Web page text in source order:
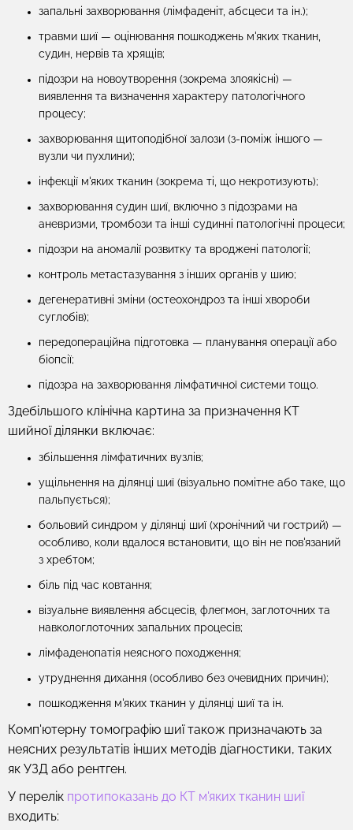
запальні захворювання (лімфаденіт, абсцеси та ін.);
травми шиї — оцінювання пошкоджень м'яких тканин,
судин, нервів та хрящів;
підозри на новоутворення (зокрема злоякісні) —
виявлення та визначення характеру патологічного
процесу;
захворювання щитоподібної залози (з-поміж іншого —
вузли чи пухлини);
інфекції м'яких тканин (зокрема ті, що некротизують);
захворювання судин шиї, включно з підозрами на
аневризми, тромбози та інші судинні патологічні процеси;
підозри на аномалії розвитку та вроджені патології;
контроль метастазування з інших органів у шию;
дегенеративні зміни (остеохондроз та інші хвороби
суглобів);
передопераційна підготовка — планування операції або
біопсії;
підозра на захворювання лімфатичної системи тощо.
Здебільшого клінічна картина за призначення КТ
шийної ділянки включає:
збільшення лімфатичних вузлів;
ущільнення на ділянці шиї (візуально помітне або таке, що
пальпується);
больовий синдром у ділянці шиї (хронічний чи гострий) —
особливо, коли вдалося встановити, що він не пов'язаний
з хребтом;
біль під час ковтання;
візуальне виявлення абсцесів, флегмон, заглоточних та
навкологлоточних запальних процесів;
лімфаденопатія неясного походження;
утруднення дихання (особливо без очевидних причин);
пошкодження м'яких тканин у ділянці шиї та ін.
Комп'ютерну томографію шиї також призначають за
неясних результатів інших методів діагностики, таких
як УЗД або рентген.
У перелік протипоказань до КТ м'яких тканин шиї
входить: